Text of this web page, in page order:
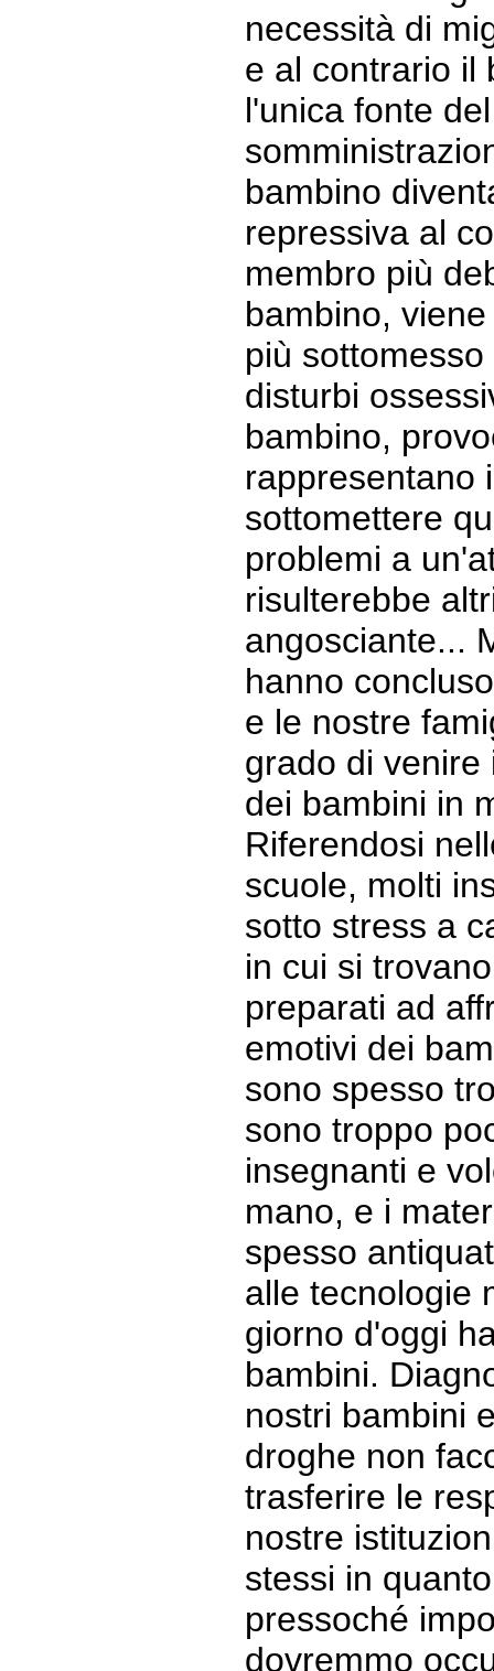
necessità di
e al contrario il
l'unica fonte
bambino
repressiva al
membro più
bambino,
più
disturbi
bambino,
rappresentano
sottomettere
problemi a
risulterebbe
angosciante...
hanno
e le nostre
grado di venire
dei bambini in
Riferendosi
scuole, molti
sotto stress a
in cui si
preparati ad
emotivi dei
sono spesso
sono troppo
insegnanti e
mano, e i
spesso
alle tecnologie
giorno d'oggi
bambini.
nostri bambini
droghe non
trasferire le
nostre
stessi in
pressoché
dovremmo